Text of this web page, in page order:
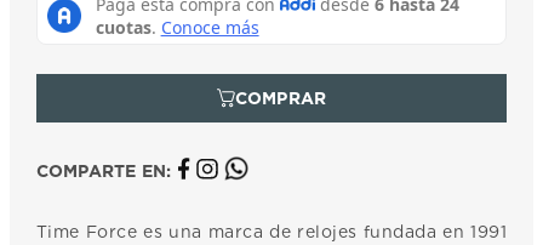
COMPARTE EN:
Time Force es una marca de relojes fundada en 1991